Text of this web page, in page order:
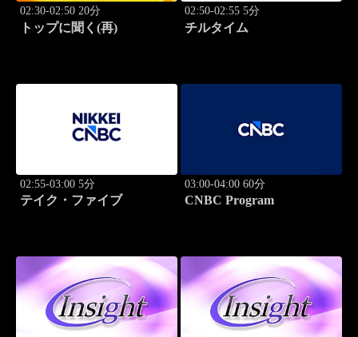
02:30-02:50 20分
トップに聞く(再)
02:50-02:55 5分
チルタイム
02:55-03:00 5分
テイク・ファイブ
03:00-04:00 60分
CNBC Program